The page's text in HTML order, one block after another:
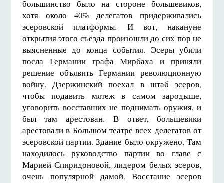
большинство было на стороне большевиков,
хотя около 40% делегатов придерживались
эсеровской платформы. И вот, накануне
открытия этого съезда произошли до сих пор не
выясненные до конца события. Эсеры убили
посла Германии графа Мирбаха и приняли
решение объявить Германии революционную
войну. Дзержинский поехал в штаб эсеров,
чтобы подавить мятеж в самом зародыше,
уговорить восставших не поднимать оружия, и
был там арестован. В ответ, большевики
арестовали в Большом театре всех делегатов от
эсеровской партии. Здание было окружено. Там
находилось руководство партии во главе с
Марией Спиридоновой, лидером белых эсеров,
очень популярной дамой. Восстание эсеров